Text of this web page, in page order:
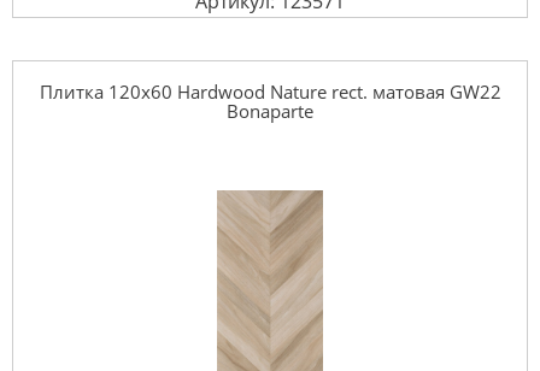
Плитка 120x60 Hardwood Nature rect. матовая GW22
Bonaparte